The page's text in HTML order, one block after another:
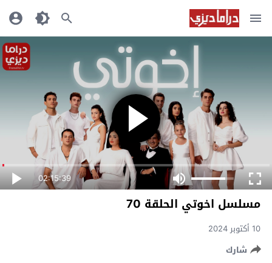
02:15:39
مسلسل اخوتي الحلقة 70
10 أكتوبر 2024
شارك